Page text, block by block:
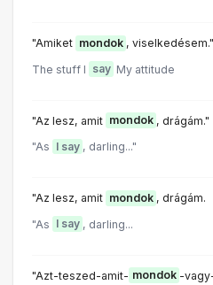
"Amiket mondok , viselkedésem."
The stuff l say My attitude
"Az lesz, amit mondok , drágám."
"As I say , darling..."
"Az lesz, amit mondok , drágám.
"As I say , darling...
"Azt-teszed-amit- mondok -